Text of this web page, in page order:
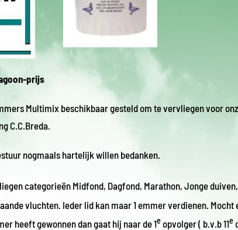
prijs
Multimix beschikbaar gesteld om te vervliegen voor
C.C.Breda.
nogmaals hartelijk willen bedanken.
categorieën Midfond, Dagfond, Marathon, Jonge
vluchten. Ieder lid kan maar 1 emmer verdienen. Mocht
heeft gewonnen dan gaat hij naar de 1eopvolger ( b.v.b 11e